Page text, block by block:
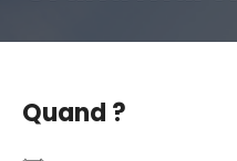
Quand ?